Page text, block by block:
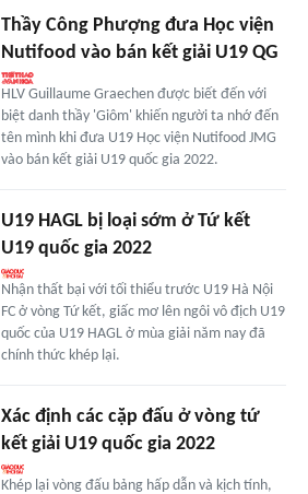
Thầy Công Phượng đưa Học viện
Nutifood vào bán kết giải U19 QG
HLV Guillaume Graechen được biết đến với
biệt danh thầy 'Giôm' khiến người ta nhớ đến
tên mình khi đưa U19 Học viện Nutifood JMG
vào bán kết giải U19 quốc gia 2022.
U19 HAGL bị loại sớm ở Tứ kết
U19 quốc gia 2022
Nhận thất bại với tối thiểu trước U19 Hà Nội
FC ở vòng Tứ kết, giấc mơ lên ngôi vô địch U19
quốc của U19 HAGL ở mùa giải năm nay đã
chính thức khép lại.
Xác định các cặp đấu ở vòng tứ
kết giải U19 quốc gia 2022
Khép lại vòng đấu bảng hấp dẫn và kịch tính,